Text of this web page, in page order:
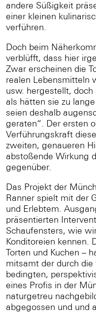
andere Süßigkeit
einer kleinen
verführen.
Doch beim
verblüfft, dass hier
Zwar erscheinen die
realen Lebensmitteln
usw. hergestellt,
als hätten sie zu
seien deshalb
geraten“. Der ersten
Verführungskraft
zweiten, genaueren
abstoßende Wirkung
gegenüber.
Das Projekt der
Ranner spielt mit der
und Erlebtem.
präsentierten
Schaufensters, wie
Konditoreien kennen.
Torten und Kuchen –
mitsamt der durch
bedingten,
eines Profis in der
naturgetreu
abgegossen und und